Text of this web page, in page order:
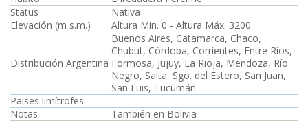
Status
Nativa
Elevación (m s.m.)
Altura Min. 0 - Altura Máx. 3200
Distribución Argentina
Buenos Aires, Catamarca, Chaco,
Chubut, Córdoba, Corrientes, Entre Ríos,
Formosa, Jujuy, La Rioja, Mendoza, Río
Negro, Salta, Sgo. del Estero, San Juan,
San Luis, Tucumán
Paises limítrofes
Notas
También en Bolivia